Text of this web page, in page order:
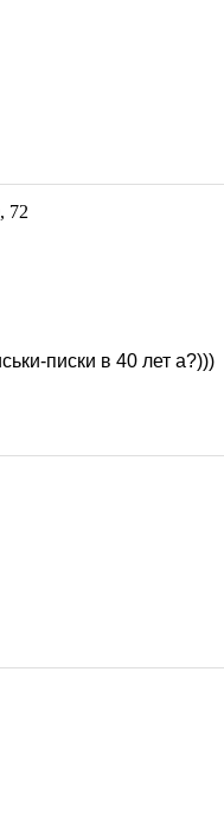
писки в 40 лет а?)))